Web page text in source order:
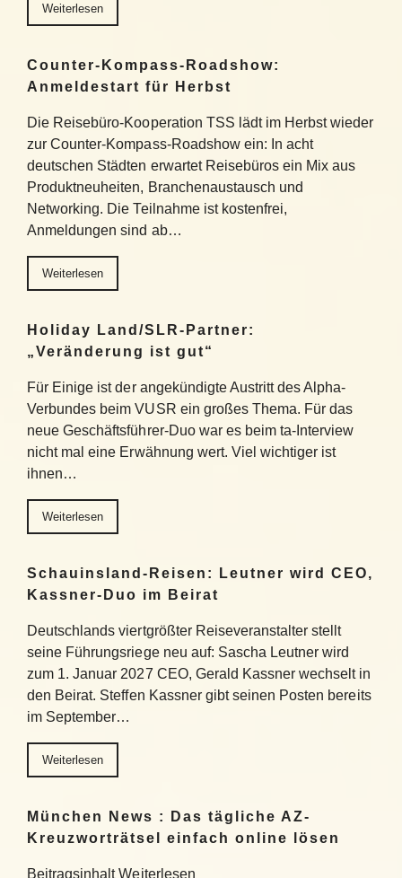
Weiterlesen
Counter-Kompass-Roadshow:
Anmeldestart für Herbst
Die Reisebüro-Kooperation TSS lädt im Herbst wieder
zur Counter-Kompass-Roadshow ein: In acht
deutschen Städten erwartet Reisebüros ein Mix aus
Produktneuheiten, Branchenaustausch und
Networking. Die Teilnahme ist kostenfrei,
Anmeldungen sind ab…
Weiterlesen
Holiday Land/SLR-Partner:
„Veränderung ist gut“
Für Einige ist der angekündigte Austritt des Alpha-
Verbundes beim VUSR ein großes Thema. Für das
neue Geschäftsführer-Duo war es beim ta-Interview
nicht mal eine Erwähnung wert. Viel wichtiger ist
ihnen…
Weiterlesen
Schauinsland-Reisen: Leutner wird CEO,
Kassner-Duo im Beirat
Deutschlands viertgrößter Reiseveranstalter stellt
seine Führungsriege neu auf: Sascha Leutner wird
zum 1. Januar 2027 CEO, Gerald Kassner wechselt in
den Beirat. Steffen Kassner gibt seinen Posten bereits
im September…
Weiterlesen
München News : Das tägliche AZ-
Kreuzworträtsel einfach online lösen
Beitragsinhalt Weiterlesen